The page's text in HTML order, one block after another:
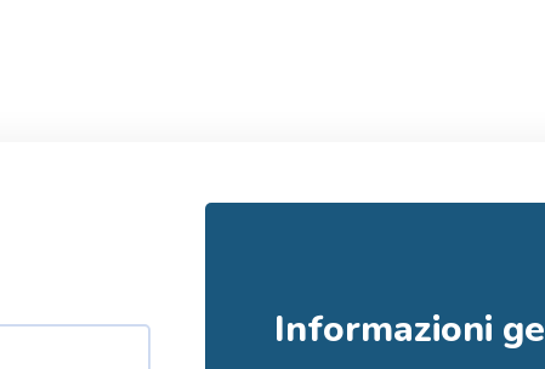
Informazioni